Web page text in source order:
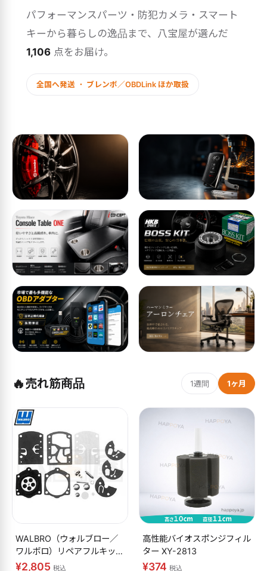
パフォーマンスパーツ・防犯カメラ・スマート
キーから暮らしの逸品まで、八宝屋が選んだ
1,106 点をお届け。
全国へ発送 ・ ブレンボ／OBDLink ほか取扱
🔥売れ筋商品 1週間 1ヶ月
WALBRO（ウォルブロー／
ワルボロ）リペアフルキット
K10-WB
¥2,805 税込
高性能バイオスポンジフィル
ター XY-2813
¥374税込